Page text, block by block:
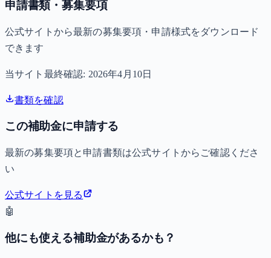
申請書類・募集要項
公式サイトから最新の募集要項・申請様式をダウンロード
できます
当サイト最終確認: 2026年4月10日
書類を確認
この補助金に申請する
最新の募集要項と申請書類は公式サイトからご確認くださ
い
公式サイトを見る
🤖
他にも使える補助金があるかも？